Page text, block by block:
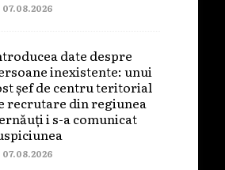
07.08.2026
date despre
inexistente: unui
șef de centru teritorial
recrutare din regiunea
i s-a comunicat
07.08.2026